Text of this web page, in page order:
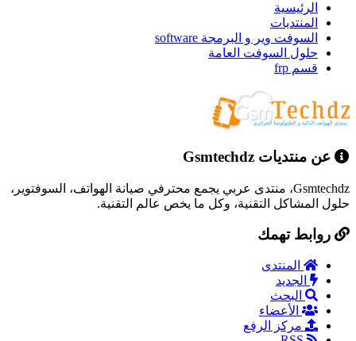
الرئيسية
المنتديات
السوفت وير و البرمجة software
حلول السوفت العامة
قسم frp
عن منتديات Gsmtechdz
Gsmtechdz، منتدى عربي يجمع محترفي صيانة الهواتف، السوفتوير،
حلول المشاكل التقنية، وكل ما يخص عالم التقنية.
روابط تهمك
المنتدى
الجديد
البحث
الأعضاء
مركز الرفع